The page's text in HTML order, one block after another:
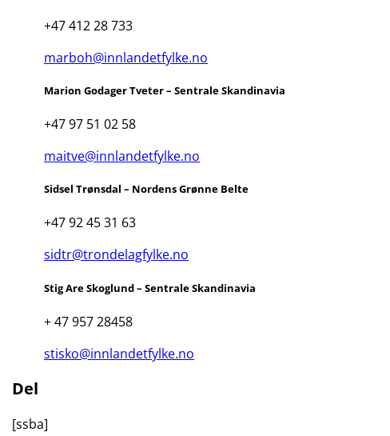
+47 412 28 733
marboh@innlandetfylke.no
Marion Godager Tveter – Sentrale Skandinavia
+47 97 51 02 58
maitve@innlandetfylke.no
Sidsel Trønsdal – Nordens Grønne Belte
+47 92 45 31 63
sidtr@trondelagfylke.no
Stig Are Skoglund – Sentrale Skandinavia
+ 47 957 28458
stisko@innlandetfylke.no
Del
[ssba]